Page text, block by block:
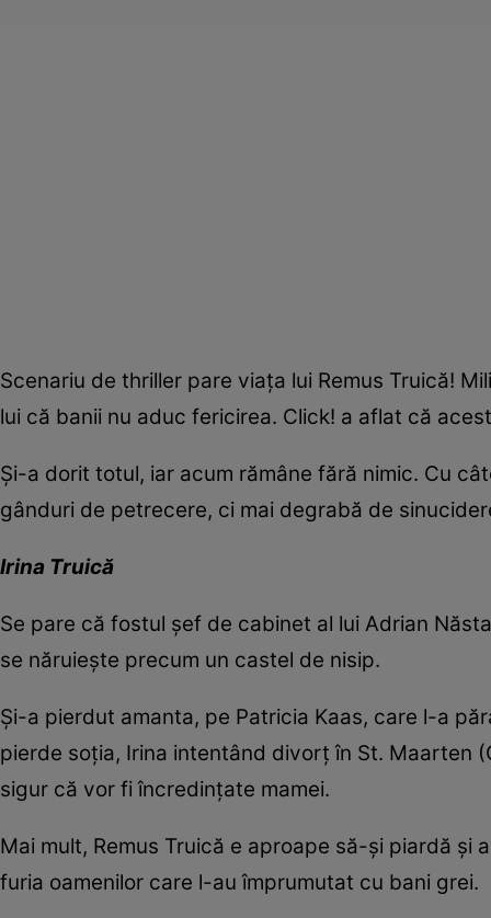
Scenariu de thriller pare viaţa lui Remus Truică!
lui că banii nu aduc fericirea. Click! a aflat că
Şi-a dorit totul, iar acum rămâne fără nimic. Cu
gânduri de petrecere, ci mai degrabă de
Irina Truică
Se pare că fostul şef de cabinet al lui Adrian
se năruieşte precum un castel de nisip.
Şi-a pierdut amanta, pe Patricia Kaas, care l-a
pierde soţia, Irina intentând divorţ în St. Maarten
sigur că vor fi încredinţate mamei.
Mai mult, Remus Truică e aproape să-şi piardă
furia oamenilor care l-au împrumutat cu bani grei.